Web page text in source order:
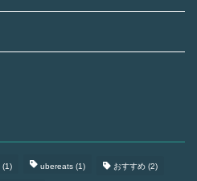
(1) ubereats (1) おすすめ (2)